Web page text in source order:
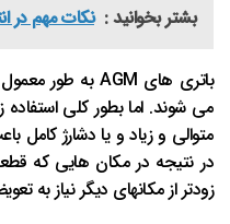
بشتر بخوانید : نکات مهم در
می شوند. اما بطور کلی استفاده
متوالی و زیاد و یا دشارژ
در نتیجه در مکان هایی که
زودتر از مکانهای دیگر نیاز به